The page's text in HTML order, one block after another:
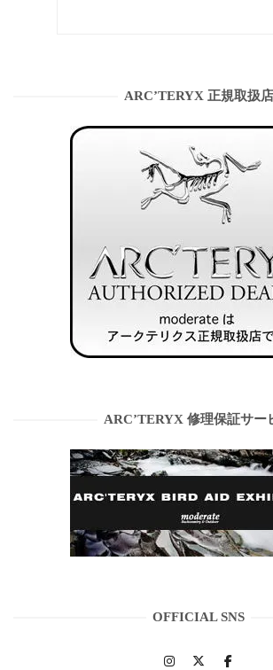
ARC’TERYX 正規取扱店
ARC’TERYX 修理保証サー
OFFICIAL SNS